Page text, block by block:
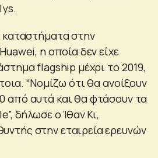
καταστήματα στην
η οποία δεν είχε
flagship μέχρι το 2019,
“Νομίζω ότι θα ανοίξουν
από αυτά και θα φτάσουν τα
δήλωσε ο Ίθαν Κι,
στην εταιρεία ερευνών